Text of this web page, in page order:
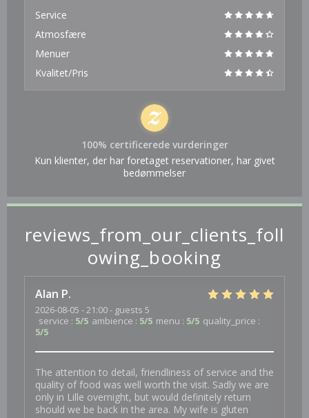
reviews_from_our_clients_foll
owing_booking
Alan P
2026-08-05 - 21:00 - guests 5
service : 5/5 ambience : 5/5 menu : 5/5 quality_price :
5/5
The attention to detail, friendliness of service and the
quality of food was well worth the visit. Sadly we are
only in Lille overnight, but would definitely return
should we be back in the area. My wife is gluten
Service
Atmosfære
Menuer
Kvalitet/Pris
100% certificerede vurderinger
Kun klienter, der har foretaget reservationer, har givet
bedømmelser